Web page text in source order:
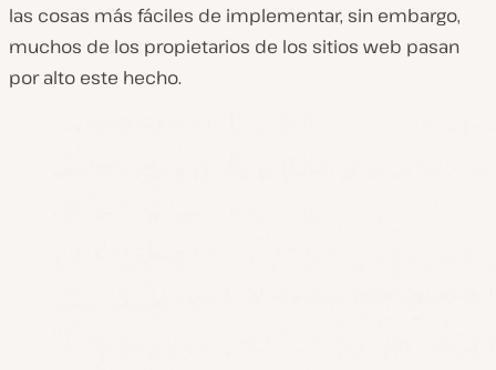
las cosas más fáciles de implementar, sin embargo,
muchos de los propietarios de los sitios web pasan
por alto este hecho.